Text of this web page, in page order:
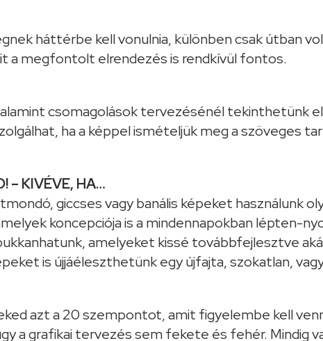
háttérbe kell vonulnia, különben csak útban
a megfontolt elrendezés is rendkívül fontos.
csomagolások tervezésénél tekinthetünk
ha a képpel ismételjük meg a szöveges
– KIVÉVE, HA…
giccses vagy banális képeket használunk
koncepciója is a mindennapokban lépten-
amelyeket kissé továbbfejlesztve
is újjáéleszthetünk egy újfajta, szokatlan,